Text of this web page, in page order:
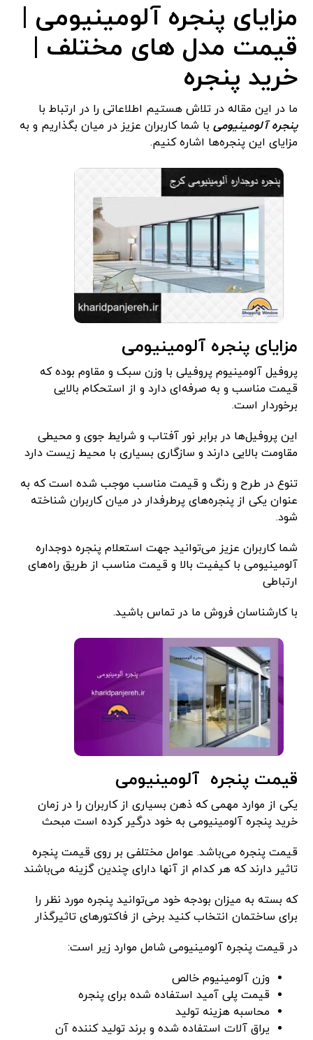
مزایای پنجره آلومینیومی |
قیمت مدل های مختلف |
خرید پنجره
ما در این مقاله در تلاش هستیم اطلاعاتی را در ارتباط با
پنجره آلومینیومی با شما کاربران عزیز در میان بگذاریم و به
مزایای این پنجره‌ها اشاره کنیم.
مزایای پنجره آلومینیومی
پروفیل آلومینیوم پروفیلی با وزن سبک و مقاوم بوده که
قیمت مناسب و به صرفه‌ای دارد و از استحکام بالایی
برخوردار است.
این پروفیل‌ها در برابر نور آفتاب و شرایط جوی و محیطی
مقاومت بالایی دارند و سازگاری بسیاری با محیط زیست دارد
تنوع در طرح و رنگ و قیمت مناسب موجب شده است که به
عنوان یکی از پنجره‌های پرطرفدار در میان کاربران شناخته
شود.
شما کاربران عزیز می‌توانید جهت استعلام پنجره دوجداره
آلومینیومی با کیفیت بالا و قیمت مناسب از طریق راه‌های
ارتباطی
با کارشناسان فروش ما در تماس باشید.
قیمت پنجره آلومینیومی
یکی از موارد مهمی که ذهن بسیاری از کاربران را در زمان
خرید پنجره آلومینیومی به خود درگیر کرده است مبحث
قیمت پنجره می‌باشد. عوامل مختلفی بر روی قیمت پنجره
تاثیر دارند که هر کدام از آنها دارای چندین گزینه می‌باشند
که بسته به میزان بودجه خود می‌توانید پنجره مورد نظر را
برای ساختمان انتخاب کنید برخی از فاکتورهای تاثیرگذار
در قیمت پنجره آلومینیومی شامل موارد زیر است:
وزن آلومینیوم خالص
قیمت پلی آمید استفاده شده برای پنجره
محاسبه هزینه تولید
یراق آلات استفاده شده و برند تولید کننده آن